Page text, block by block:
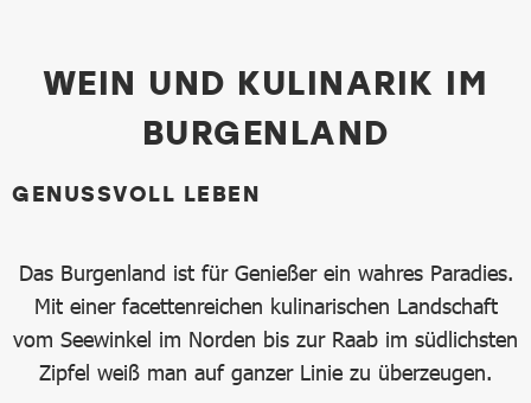
Genussvoll Leben
WEIN UND KULINARIK IM
BURGENLAND
GENUSSVOLL LEBEN
Das Burgenland ist für Genießer ein wahres Paradies.
Mit einer facettenreichen kulinarischen Landschaft
vom Seewinkel im Norden bis zur Raab im südlichsten
Zipfel weiß man auf ganzer Linie zu überzeugen.